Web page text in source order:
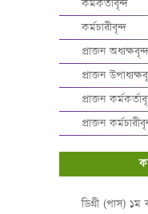
কর্মকর্তাবৃন্দ
কর্মচারীবৃন্দ
প্রাক্তন অধ্যক্ষবৃন্দ
প্রাক্তন
প্রাক্তন
প্রাক্তন
ডিগ্রী (পাস) ১ম